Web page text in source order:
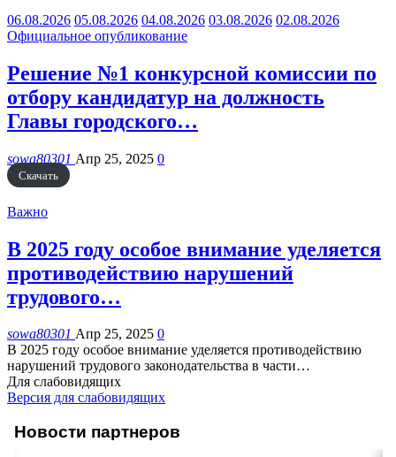
06.08.2026 05.08.2026 04.08.2026 03.08.2026 02.08.2026
Официальное опубликование
Решение №1 конкурсной комиссии по
отбору кандидатур на должность
Главы городского…
sowa80301 Апр 25, 2025 0
Скачать
Важно
В 2025 году особое внимание уделяется
противодействию нарушений
трудового…
sowa80301 Апр 25, 2025 0
В 2025 году особое внимание уделяется противодействию
нарушений трудового законодательства в части…
Для слабовидящих
Версия для слабовидящих
Новости партнеров